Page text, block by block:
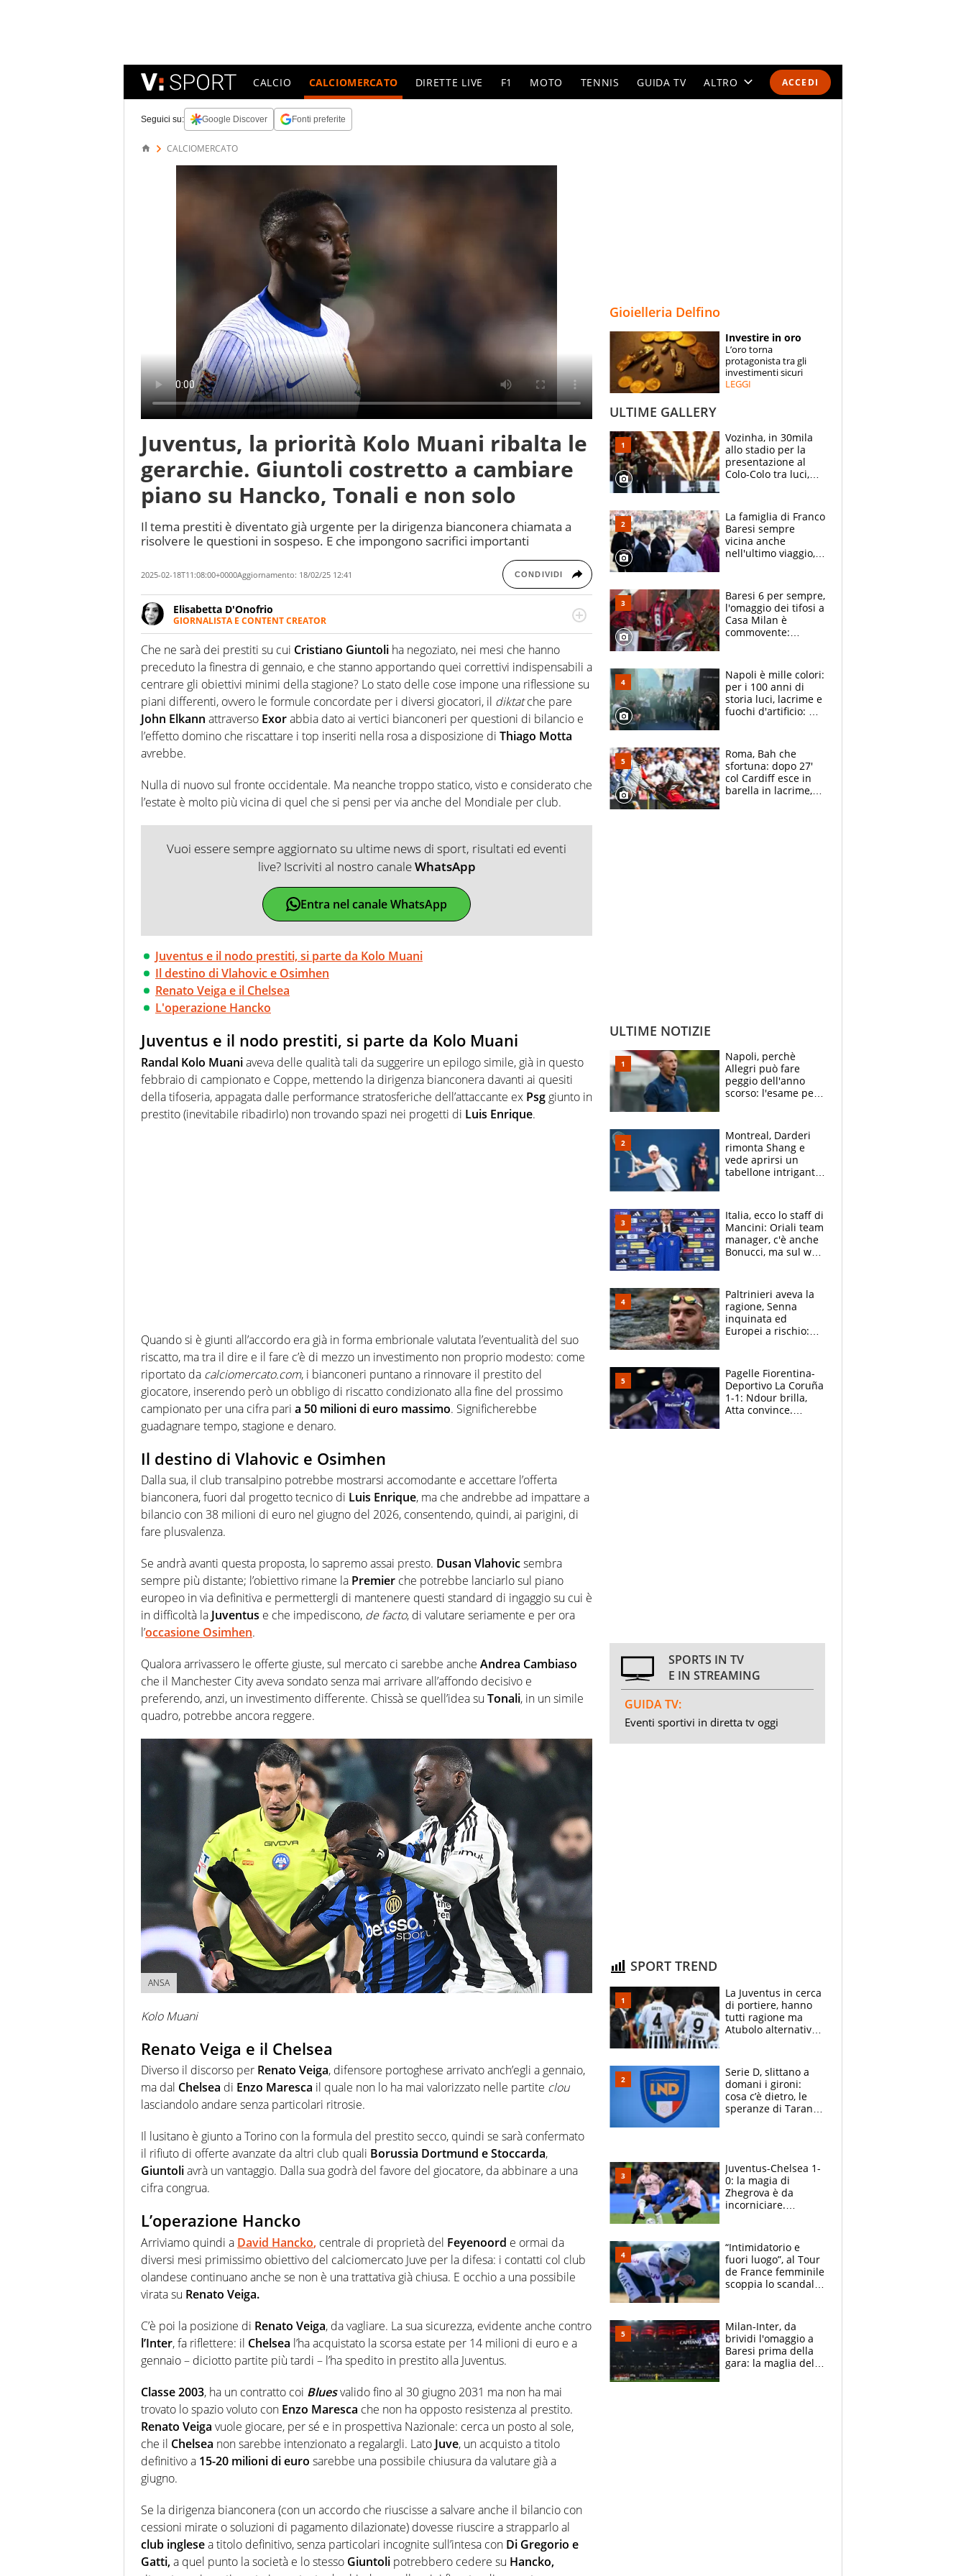
ACCEDI
CALCIO CALCIOMERCATO DIRETTE LIVE F1 MOTO TENNIS GUIDA TV ALTRO
SPECIALI
ESPERTI
Seguici su: Google Discover Fonti preferite
CALCIOMERCATO
Juventus, la priorità Kolo Muani ribalta le
gerarchie. Giuntoli costretto a cambiare
piano su Hancko, Tonali e non solo
Il tema prestiti è diventato già urgente per la dirigenza bianconera chiamata a
risolvere le questioni in sospeso. E che impongono sacrifici importanti
2025-02-18T11:08:00+0000Aggiornamento: 18/02/25 12:41 CONDIVIDI
Elisabetta D'Onofrio
GIORNALISTA E CONTENT CREATOR
Giornalista professionista dal 2007, scrive per curiosità personale e necessità:
soprattutto di calcio, di sport e dei suoi protagonisti, concedendosi innocenti evasioni
nell'ambito della creazione di format. Un tempo ala destra, oggi si sente a suo agio nel
ruolo di libero. Cura una classifica riservata dei migliori 5 calciatori di sempre.
Che ne sarà dei prestiti su cui Cristiano Giuntoli ha negoziato, nei mesi che hanno
preceduto la finestra di gennaio, e che stanno apportando quei correttivi indispensabili a
centrare gli obiettivi minimi della stagione? Lo stato delle cose impone una riflessione su
piani differenti, ovvero le formule concordate per i diversi giocatori, il diktatche pare
John Elkann attraverso Exorabbia dato ai vertici bianconeri per questioni di bilancio e
l’effetto domino che riscattare i top inseriti nella rosa a disposizione di Thiago Motta
avrebbe.
Nulla di nuovo sul fronte occidentale. Ma neanche troppo statico, visto e considerato che
l’estate è molto più vicina di quel che si pensi per via anche del Mondiale per club.
Vuoi essere sempre aggiornato su ultime news di sport, risultati ed eventi
live? Iscriviti al nostro canaleWhatsApp
Entra nel canale WhatsApp
Juventus e il nodo prestiti, si parte da Kolo Muani
Il destino di Vlahovic e Osimhen
Renato Veiga e il Chelsea
L'operazione Hancko
Juventus e il nodo prestiti, si parte da Kolo Muani
Randal Kolo Muaniaveva delle qualità tali da suggerire un epilogo simile, già in questo
febbraio di campionato e Coppe, mettendo la dirigenza bianconera davanti ai quesiti
della tifoseria, appagata dalle performance stratosferiche dell’attaccante ex Psg giunto in
prestito (inevitabile ribadirlo) non trovando spazi nei progetti di Luis Enrique.
Quando si è giunti all’accordo era già in forma embrionale valutata l’eventualità del suo
riscatto, ma tra il dire e il fare c’è di mezzo un investimento non proprio modesto: come
riportato da calciomercato.com, i bianconeri puntano a rinnovare il prestito del
giocatore, inserendo però un obbligo di riscatto condizionato alla fine del prossimo
campionato per una cifra pari a 50 milioni di euro massimo. Significherebbe
guadagnare tempo, stagione e denaro.
Il destino di Vlahovic e Osimhen
Dalla sua, il club transalpino potrebbe mostrarsi accomodante e accettare l’offerta
bianconera, fuori dal progetto tecnico di Luis Enrique, ma che andrebbe ad impattare a
bilancio con 38 milioni di euro nel giugno del 2026, consentendo, quindi, ai parigini, di
fare plusvalenza.
Se andrà avanti questa proposta, lo sapremo assai presto. Dusan Vlahovicsembra
sempre più distante; l’obiettivo rimane la Premier che potrebbe lanciarlo sul piano
europeo in via definitiva e permettergli di mantenere questi standard di ingaggio su cui è
in difficoltà la Juventus e che impediscono, de facto, di valutare seriamente e per ora
l’occasione Osimhen.
Qualora arrivassero le offerte giuste, sul mercato ci sarebbe anche Andrea Cambiaso
che il Manchester City aveva sondato senza mai arrivare all’affondo decisivo e
preferendo, anzi, un investimento differente. Chissà se quell’idea su Tonali, in un simile
quadro, potrebbe ancora reggere.
ANSA
Kolo Muani
Renato Veiga e il Chelsea
Diverso il discorso per Renato Veiga, difensore portoghese arrivato anch’egli a gennaio,
ma dal Chelsea di Enzo Maresca il quale non lo ha mai valorizzato nelle partite clou
lasciandolo andare senza particolari ritrosie.
Il lusitano è giunto a Torino con la formula del prestito secco, quindi se sarà confermato
il rifiuto di offerte avanzate da altri club quali Borussia Dortmund e Stoccarda,
Giuntoliavrà un vantaggio. Dalla sua godrà del favore del giocatore, da abbinare a una
cifra congrua.
L’operazione Hancko
Arriviamo quindi a David Hancko, centrale di proprietà del Feyenoord e ormai da
diversi mesi primissimo obiettivo del calciomercato Juve per la difesa: i contatti col club
olandese continuano anche se non è una trattativa già chiusa. E occhio a una possibile
virata su Renato Veiga.
C’è poi la posizione di Renato Veiga, da vagliare. La sua sicurezza, evidente anche contro
l’Inter, fa riflettere: il Chelsea l’ha acquistato la scorsa estate per 14 milioni di euro e a
gennaio – diciotto partite più tardi – l’ha spedito in prestito alla Juventus.
Classe 2003, ha un contratto coi Bluesvalido fino al 30 giugno 2031 ma non ha mai
trovato lo spazio voluto con Enzo Maresca che non ha opposto resistenza al prestito.
Renato Veiga vuole giocare, per sé e in prospettiva Nazionale: cerca un posto al sole,
che il Chelsea non sarebbe intenzionato a regalargli. Lato Juve, un acquisto a titolo
definitivo a 15-20 milioni di euro sarebbe una possibile chiusura da valutare già a
giugno.
Se la dirigenza bianconera (con un accordo che riuscisse a salvare anche il bilancio con
cessioni mirate o soluzioni di pagamento dilazionate) dovesse riuscire a strapparlo al
club inglesea titolo definitivo, senza particolari incognite sull’intesa con Di Gregorio e
Gatti,a quel punto la società e lo stesso Giuntoli potrebbero cedere su Hancko,
Gioielleria Delfino
Investire in oro
L’oro torna
protagonista tra gli
investimenti sicuri
LEGGI
ULTIME GALLERY
Vozinha, in 30mila
allo stadio per la
presentazione al
Colo-Colo tra luci,
La famiglia di Franco
Baresi sempre
vicina anche
nell'ultimo viaggio,
circondati
dall'affetto dei tifosi
Baresi 6 per sempre,
l'omaggio dei tifosi a
Casa Milan è
commovente:
bigliettini
Napoli è mille colori:
per i 100 anni di
storia luci, lacrime e
fuochi d'artificio: De
Roma, Bah che
sfortuna: dopo 27'
col Cardiff esce in
barella in lacrime,
ULTIME NOTIZIE
Napoli, perchè
Allegri può fare
peggio dell'anno
scorso: l'esame per
Monopoly
Montreal, Darderi
rimonta Shang e
vede aprirsi un
tabellone intrigante:
felice del mio livello"
Italia, ecco lo staff di
Mancini: Oriali team
manager, c'è anche
Bonucci, ma sul web
Paltrinieri aveva la
ragione, Senna
inquinata ed
Europei a rischio:
adesso
Pagelle Fiorentina-
Deportivo La Coruña
1-1: Ndour brilla,
Atta convince.
SPORTS IN TV
E IN STREAMING
GUIDA TV:
Eventi sportivi in diretta tv oggi
SPORT TREND
La Juventus in cerca
di portiere, hanno
tutti ragione ma
Atubolo alternativa
rimane Milinkovic-
Savic
Serie D, slittano a
domani i gironi:
cosa c’è dietro, le
speranze di Taranto
Juventus-Chelsea 1-
0: la magia di
Zhegrova è da
incorniciare.
ancora, la porta
inviolata
“Intimidatorio e
fuori luogo”, al Tour
de France femminile
scoppia lo scandalo:
atlete
Milan-Inter, da
brividi l'omaggio a
Baresi prima della
gara: la maglia del